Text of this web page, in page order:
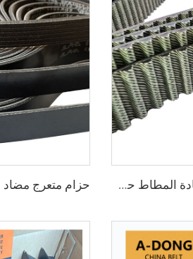
حزام توقيت ناقل الحركة الآلي من مادة المطاط حسب الطلب، منتج جديد بمواصفات OEM